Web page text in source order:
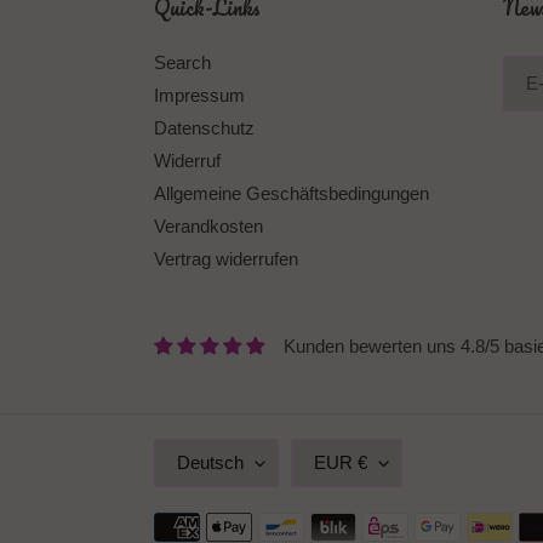
Quick-Links
Search
Impressum
Datenschutz
Widerruf
Allgemeine Geschäftsbedingungen
Verandkosten
Vertrag widerrufen
Kunden bewerten uns 4.8/5
A
Deutsch W
R
EUR €
Zahlungsmethoden